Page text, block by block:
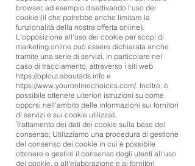
browser, ad esempio disattivando l'uso dei
cookie (il che potrebbe anche limitare la
funzionalità della nostra offerta online).
L'opposizione all'uso dei cookie per scopi di
marketing online può essere dichiarata anche
tramite una serie di servizi, in particolare nel
caso di tracciamento, attraverso i siti web
https://optout.aboutads.info e
https://www.youronlinechoices.com/. Inoltre, è
possibile ottenere ulteriori istruzioni su come
opporsi nell'ambito delle informazioni sui fornitori
di servizi e sui cookie utilizzati.
Trattamento dei dati dei cookie sulla base del
consenso: Utilizziamo una procedura di gestione
del consenso dei cookie in cui è possibile
ottenere e gestire il consenso degli utenti all'uso
dei cookie, o all'elaborazione e ai fornitori